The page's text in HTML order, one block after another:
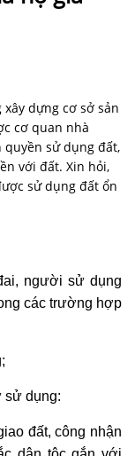
dựng cơ sở sản
cơ quan nhà
quyền sử dụng đất,
với đất. Xin hỏi,
sử dụng đất ổn
ngườisử dụng
các trường hợp
sử dụng:
đất,công nhận